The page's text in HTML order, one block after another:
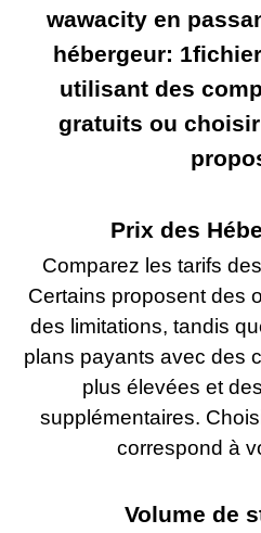
wawacity en
hébergeur:
utilisant des
gratuits ou
Prix des
Comparez les tarifs
Certains proposent des
des limitations, tandis
plans payants avec des
plus élevées et
supplémentaires.
correspond à
Volume de